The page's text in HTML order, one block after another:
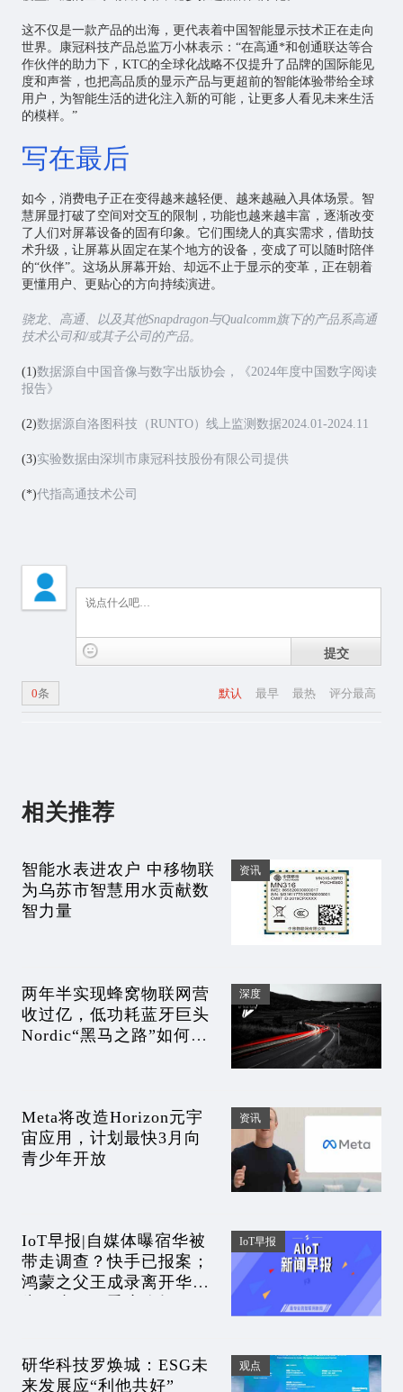
这不仅是一款产品的出海，更代表着中国智能显示技术正在走向
世界。康冠科技产品总监万小林表示：“在高通*和创通联达等合
作伙伴的助力下，KTC的全球化战略不仅提升了品牌的国际能见
度和声誉，也把高品质的显示产品与更超前的智能体验带给全球
用户，为智能生活的进化注入新的可能，让更多人看见未来生活
的模样。”
写在最后
如今，消费电子正在变得越来越轻便、越来越融入具体场景。智
慧屏显打破了空间对交互的限制，功能也越来越丰富，逐渐改变
了人们对屏幕设备的固有印象。它们围绕人的真实需求，借助技
术升级，让屏幕从固定在某个地方的设备，变成了可以随时陪伴
的“伙伴”。这场从屏幕开始、却远不止于显示的变革，正在朝着
更懂用户、更贴心的方向持续演进。
骁龙、高通、以及其他Snapdragon与Qualcomm旗下的产品系高通
技术公司和/或其子公司的产品。
(1)数据源自中国音像与数字出版协会，《2024年度中国数字阅读
报告》
(2)数据源自洛图科技（RUNTO）线上监测数据2024.01-2024.11
(3)实验数据由深圳市康冠科技股份有限公司提供
(*)代指高通技术公司
提交
默认 最早 最热 评分最高
0条
相关推荐
智能水表进农户 中移物联
为乌苏市智慧用水贡献数
智力量
资讯
两年半实现蜂窝物联网营
收过亿，低功耗蓝牙巨头
Nordic“黑马之路”如何炼
深度
Meta将改造Horizon元宇
宙应用，计划最快3月向
青少年开放
资讯
IoT早报|自媒体曝宿华被
带走调查？快手已报案；
鸿蒙之父王成录离开华
IoT早报
研华科技罗焕城：ESG未
来发展应“利他共好”
观点